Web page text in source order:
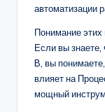
автоматизации
Понимание
Если вы знаете,
B, вы
влияет на
мощный